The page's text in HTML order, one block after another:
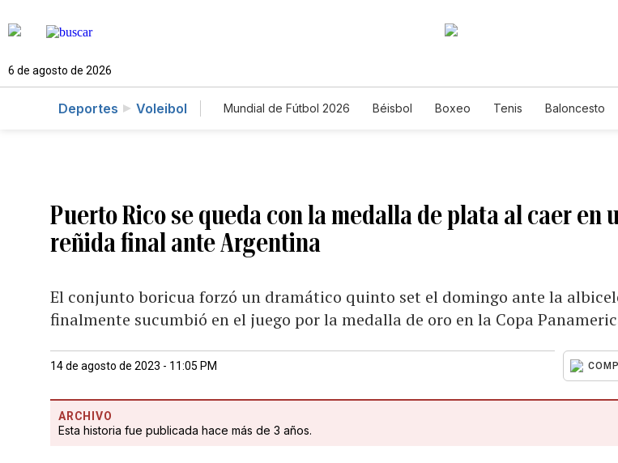
6 de agosto de 2026
Deportes Voleibol Mundial de Fútbol 2026 Béisbol Boxeo Tenis Baloncesto
Puerto Rico se queda con la medalla de plata al caer en
reñida final ante Argentina
El conjunto boricua forzó un dramático quinto set el domingo ante la
finalmente sucumbió en el juego por la medalla de oro en la Copa
14 de agosto de 2023 - 11:05 PM
ARCHIVO
Esta historia fue publicada hace más de 3 años.